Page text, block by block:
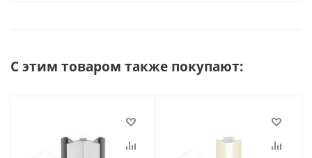
С этим товаром также покупают: